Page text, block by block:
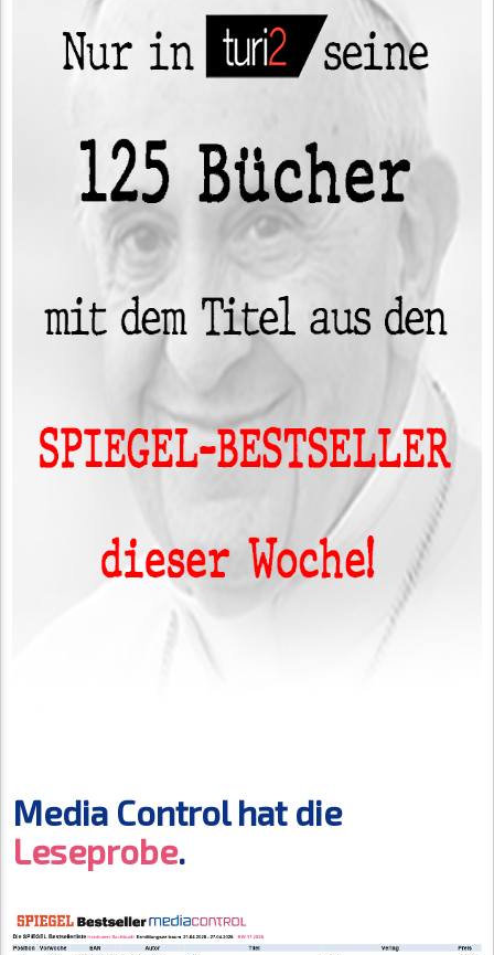
Media Control hat die
Leseprobe.